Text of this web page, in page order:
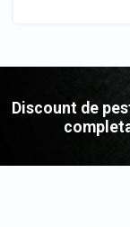
Discount de